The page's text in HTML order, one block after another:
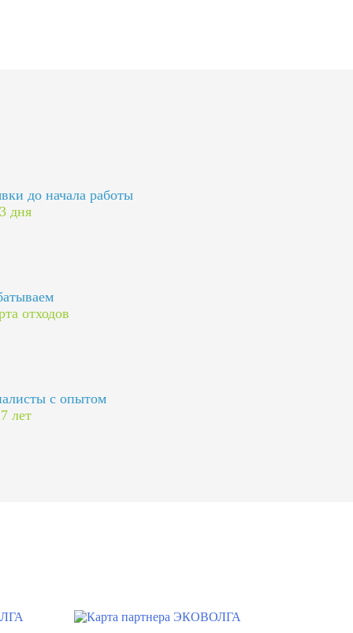
до начала работы
дня
отходов
с опытом
лет